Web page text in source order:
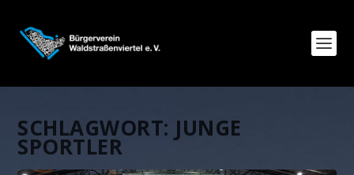
SCHLAGWORT: JUNGE
SPORTLER